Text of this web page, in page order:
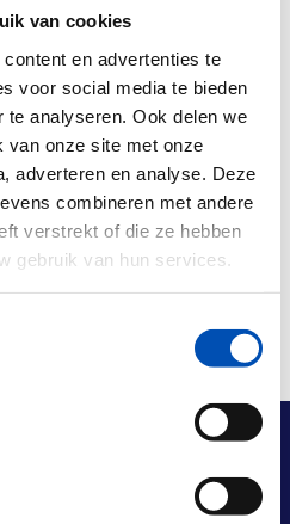
van cookies
en advertenties te
voor social media te bieden
analyseren. Ook delen we
van onze site met onze
adverteren en analyse. Deze
combineren met andere
verstrekt of die ze hebben
gebruik van hun services.